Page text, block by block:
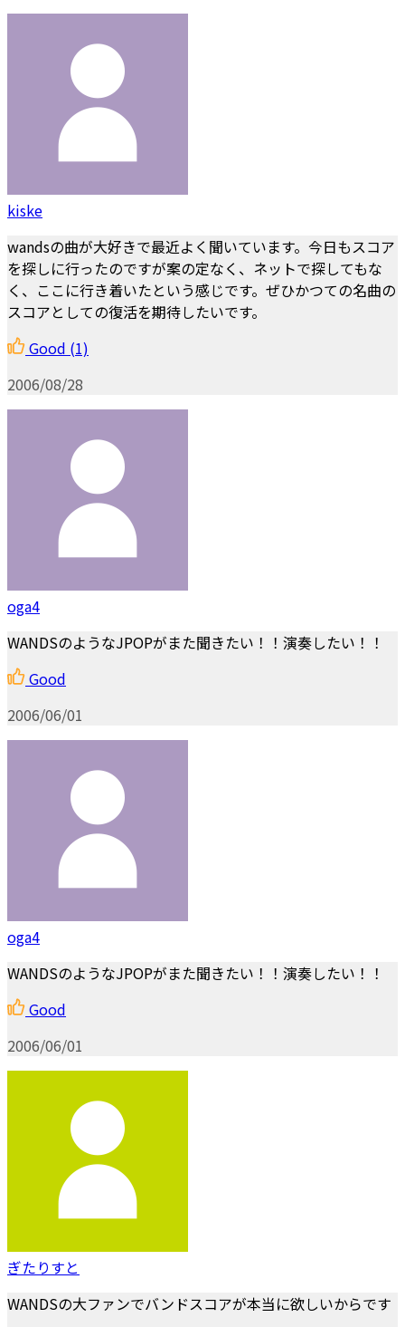
kiske
wandsの曲が大好きで最近よく聞いています。今日もスコア
を探しに行ったのですが案の定なく、ネットで探してもな
く、ここに行き着いたという感じです。ぜひかつての名曲の
スコアとしての復活を期待したいです。
Good (1)
2006/08/28
oga4
WANDSのようなJPOPがまた聞きたい！！演奏したい！！
Good
2006/06/01
oga4
WANDSのようなJPOPがまた聞きたい！！演奏したい！！
Good
2006/06/01
ぎたりすと
WANDSの大ファンでバンドスコアが本当に欲しいからです